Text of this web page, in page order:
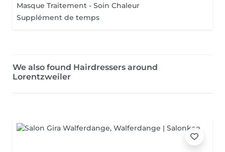
Masque Traitement - Soin Chaleur
Supplément de temps
We also found Hairdressers around
Lorentzweiler